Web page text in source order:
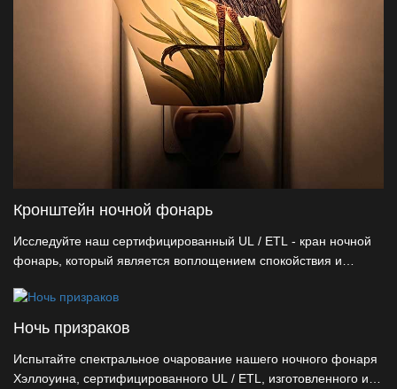
Кронштейн ночной фонарь
Исследуйте наш сертифицированный UL / ETL - кран ночной
фонарь, который является воплощением спокойствия и
запатентованным поворотным разъемом 360° он гарантирует
Как идеальный выбор для повседневного оформления, наши
недорогие, настраиваемые огни обеспечивают элегантное
спокойствие в любом пространстве.
Ночь призраков
Испытайте спектральное очарование нашего ночного фонаря
Хэллоуина, сертифицированного UL / ETL, изготовленного из